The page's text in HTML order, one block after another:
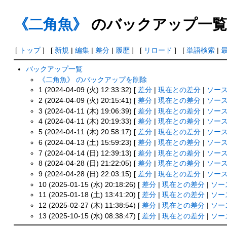
《二角魚》 のバックアップ一覧
[ トップ] [ 新規| 編集| 差分| 履歴] [ リロード ] [ 単語検索|
バックアップ一覧
《二角魚》 のバックアップを削除
1 (2024-04-09 (火) 12:33:32) [ 差分| 現在との差分| ソース
2 (2024-04-09 (火) 20:15:41) [ 差分| 現在との差分| ソース
3 (2024-04-11 (木) 19:06:39) [ 差分| 現在との差分| ソース
4 (2024-04-11 (木) 20:19:33) [ 差分| 現在との差分| ソース
5 (2024-04-11 (木) 20:58:17) [ 差分| 現在との差分| ソース
6 (2024-04-13 (土) 15:59:23) [ 差分| 現在との差分| ソース
7 (2024-04-14 (日) 12:39:13) [ 差分| 現在との差分| ソース
8 (2024-04-28 (日) 21:22:05) [ 差分| 現在との差分| ソース
9 (2024-04-28 (日) 22:03:15) [ 差分| 現在との差分| ソース
10 (2025-01-15 (水) 20:18:26) [ 差分| 現在との差分| ソー
11 (2025-01-18 (土) 13:41:20) [ 差分| 現在との差分| ソー
12 (2025-02-27 (木) 11:38:54) [ 差分| 現在との差分| ソー
13 (2025-10-15 (水) 08:38:47) [ 差分| 現在との差分| ソー